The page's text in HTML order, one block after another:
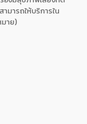
มารถให้บริการใน
มาย)